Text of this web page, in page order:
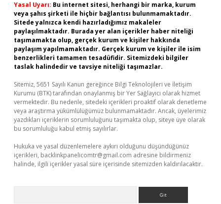
Yasal Uyarı: Bu internet sitesi, herhangi bir marka, kurum
veya şahıs şirketi ile hiçbir bağlantısı bulunmamaktadır.
Sitede yalnızca kendi hazırladığımız makaleler
paylaşılmaktadır. Burada yer alan içerikler haber niteliği
taşımamakta olup, gerçek kurum ve kişiler hakkında
paylaşım yapılmamaktadır. Gerçek kurum ve kişiler ile isim
benzerlikleri tamamen tesadüfidir. Sitemizdeki bilgiler
taslak halindedir ve tavsiye niteliği taşımazlar.
Sitemiz, 5651 Sayılı Kanun gereğince Bilgi Teknolojileri ve İletişim
Kurumu (BTK) tarafından onaylanmış bir Yer Sağlayıcı olarak hizmet
vermektedir. Bu nedenle, sitedeki içerikleri proaktif olarak denetleme
veya araştırma yükümlülüğümüz bulunmamaktadır. Ancak, üyelerimiz
yazdıkları içeriklerin sorumluluğunu taşımakta olup, siteye üye olarak
bu sorumluluğu kabul etmiş sayılırlar.
Hukuka ve yasal düzenlemelere aykırı olduğunu düşündüğünüz
içerikleri, backlinkpanelicomtr@gmail.com adresine bildirmeniz
halinde, ilgili içerikler yasal süre içerisinde sitemizden kaldırılacaktır.